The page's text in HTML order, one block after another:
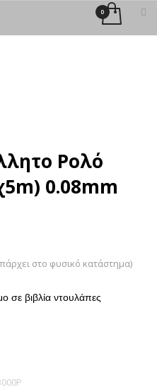
Ρολό
0.08mm
στο φυσικό κατάστημα)
σε βιβλία ντουλάπες